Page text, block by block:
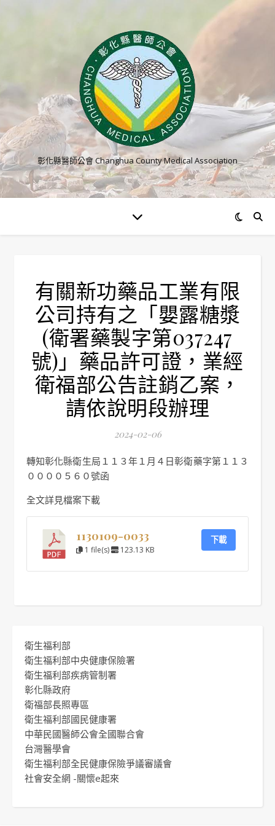
彰化縣醫師公會 Changhua County Medical Association
有關新功藥品工業有限
公司持有之「嬰露糖漿
(衛署藥製字第037247
號)」藥品許可證，業經
衛福部公告註銷乙案，
請依說明段辦理
2024-02-06
轉知彰化縣衛生局１１３年１月４日彰衛藥字第１１３
００００５６０號函
全文詳見檔案下載
1130109-0033
1 file(s) 123.13 KB
下載
衛生福利部
衛生福利部中央健康保險署
衛生福利部疾病管制署
彰化縣政府
衛福部長照專區
衛生福利部國民健康署
中華民國醫師公會全國聯合會
台灣醫學會
衛生福利部全民健康保險爭議審議會
社會安全網 -關懷e起來